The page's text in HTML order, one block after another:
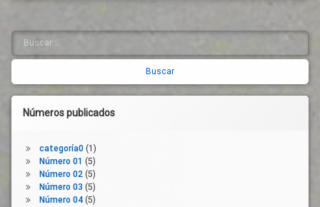
Barra
lateral
derecha
Buscar:
Números publicados
categoría0(1)
Número 01 (5)
Número 02(5)
Número 03 (5)
Número 04(5)